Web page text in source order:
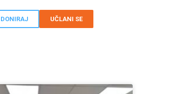
DONIRAJ UČLANI SE